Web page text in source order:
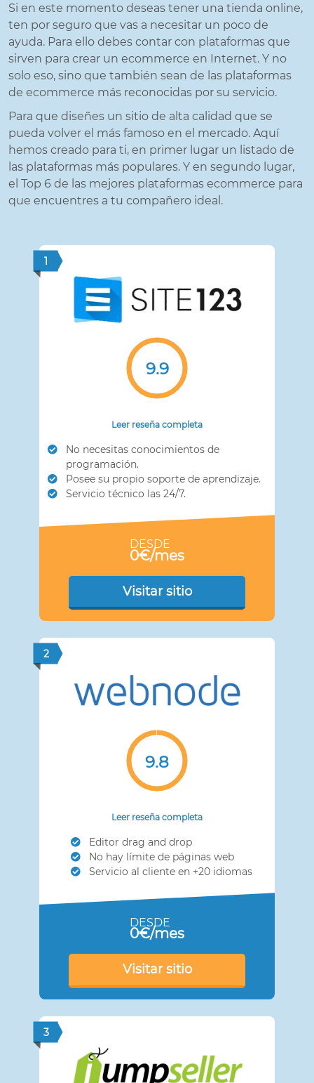
Si en este momento deseas tener una tienda online,
ten por seguro que vas a necesitar un poco de
ayuda. Para ello debes contar con plataformas que
sirven para crear un ecommerce en Internet. Y no
solo eso, sino que también sean de las plataformas
de ecommerce más reconocidas por su servicio.
Para que diseñes un sitio de alta calidad que se
pueda volver el más famoso en el mercado. Aquí
hemos creado para ti, en primer lugar un listado de
las plataformas más populares. Y en segundo lugar,
el Top 6 de las mejores plataformas ecommerce para
que encuentres a tu compañero ideal.
1
9.9
Leer reseña completa
No necesitas conocimientos de
programación.
Posee su propio soporte de aprendizaje.
Servicio técnico las 24/7.
DESDE
0€/mes
Visitar sitio
2
9.8
Leer reseña completa
Editor drag and drop
No hay límite de páginas web
Servicio al cliente en +20 idiomas
DESDE
0€/mes
Visitar sitio
3